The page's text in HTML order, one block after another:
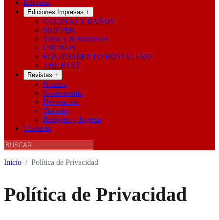
Empresa
Ediciones Impresas +
COCINAS Y BAÑOS
SKIPPER
Vinos y Restaurantes
CRONOS
EQUIPAMIENTO HOSTELERO
THE BEST
Revistas +
Náutica
Gastronomía
Decoración
Turismo
Relojería y Joyería
Contacto
Inicio Política de Privacidad
Política de Privacidad